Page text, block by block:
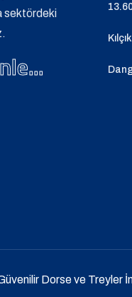
sektördeki
Dorse ve Treyler